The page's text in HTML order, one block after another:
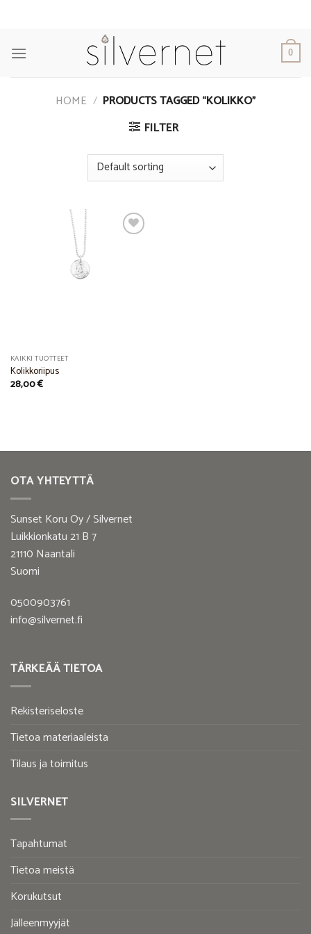
0
HOME / PRODUCTS TAGGED “KOLIKKO”
FILTER
KAIKKI TUOTTEET
Kolikkoriipus
28,00€
OTA YHTEYTTÄ
Sunset Koru Oy / Silvernet
Luikkionkatu 21 B 7
21110 Naantali
Suomi
0500903761
info@silvernet.fi
TÄRKEÄÄ TIETOA
Rekisteriseloste
Tietoa materiaaleista
Tilaus ja toimitus
SILVERNET
Tapahtumat
Tietoa meistä
Korukutsut
Jälleenmyyjät